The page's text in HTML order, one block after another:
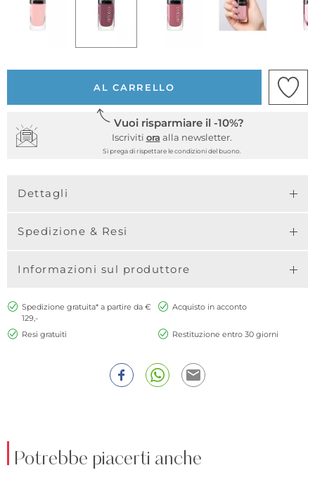
AL CARRELLO
Vuoi risparmiare il -10%?
Iscriviti ora alla newsletter.
Si prega di rispettare le condizioni del buono.
Dettagli
Spedizione & Resi
Informazioni sul produttore
Spedizione gratuita* a partire da €
129,-
Acquisto in acconto
Resi gratuiti Restituzione entro 30 giorni
Potrebbe piacerti anche